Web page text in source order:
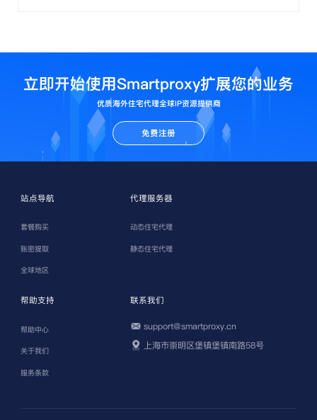
立即开始使用Smartproxy扩展您的业务
优质海外住宅代理全球IP资源提供商
免费注册
站点导航
套餐购买
账密提取
全球地区
代理服务器
动态住宅代理
静态住宅代理
帮助支持
帮助中心
关于我们
服务条款
联系我们
support@smartproxy.cn
上海市崇明区堡镇堡镇南路58号